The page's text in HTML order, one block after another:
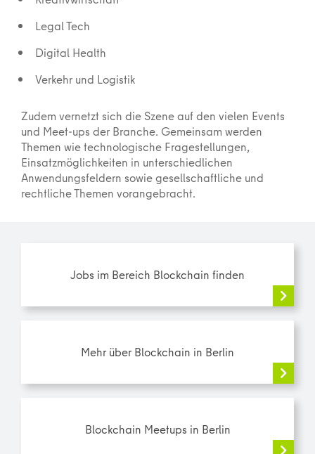
Legal Tech
Digital Health
Verkehr und Logistik
Zudem vernetzt sich die Szene auf den vielen Events
und Meet-ups der Branche. Gemeinsam werden
Themen wie technologische Fragestellungen,
Einsatzmöglichkeiten in unterschiedlichen
Anwendungsfeldern sowie gesellschaftliche und
rechtliche Themen vorangebracht.
Jobs im Bereich Blockchain finden
Mehr über Blockchain in Berlin
Blockchain Meetups in Berlin